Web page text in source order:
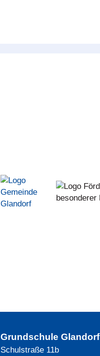
Grundschule Glandorf
Schulstraße 11b